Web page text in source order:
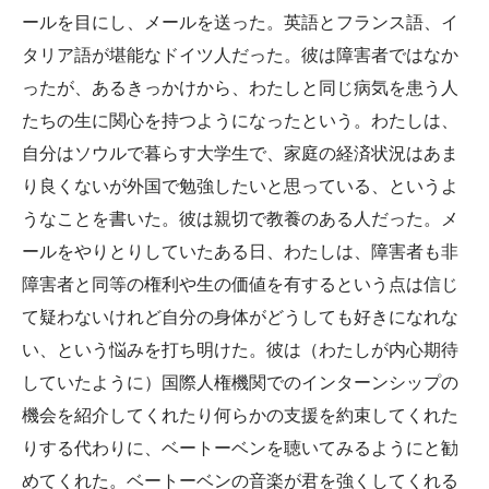
ールを目にし、メールを送った。英語とフランス語、イ
タリア語が堪能なドイツ人だった。彼は障害者ではなか
ったが、あるきっかけから、わたしと同じ病気を患う人
たちの生に関心を持つようになったという。わたしは、
自分はソウルで暮らす大学生で、家庭の経済状況はあま
り良くないが外国で勉強したいと思っている、というよ
うなことを書いた。彼は親切で教養のある人だった。メ
ールをやりとりしていたある日、わたしは、障害者も非
障害者と同等の権利や生の価値を有するという点は信じ
て疑わないけれど自分の身体がどうしても好きになれな
い、という悩みを打ち明けた。彼は（わたしが内心期待
していたように）国際人権機関でのインターンシップの
機会を紹介してくれたり何らかの支援を約束してくれた
りする代わりに、ベートーベンを聴いてみるようにと勧
めてくれた。ベートーベンの音楽が君を強くしてくれる